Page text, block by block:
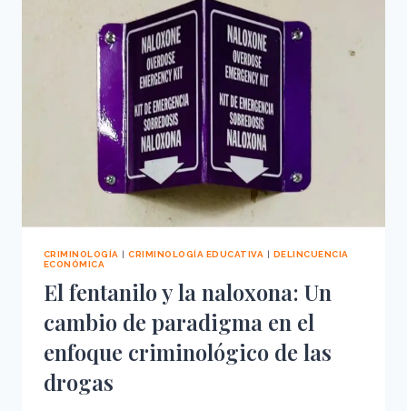
SISTEMAS
DE
COMPLIANCE
YA
APLICAN
CRIMINOLOGÍA |CRIMINOLOGÍA EDUCATIVA | DELINCUENCIA
ECONÓMICA
El fentanilo y la naloxona: Un
cambio de paradigma en el
enfoque criminológico de las
drogas